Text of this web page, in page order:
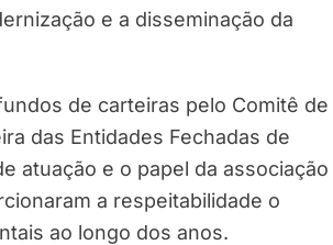
e a disseminação da
de carteiras pelo Comitê de
das Entidades Fechadas de
atuação e o papel da associação
a respeitabilidade o
ao longo dos anos.